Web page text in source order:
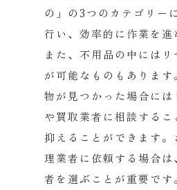
の」 の3つのカテゴリー
行い、 効率的に作業を進
また、不用品の中には
が可能なものもあります
物が見つかった場合には
や買取業者に相談するこ
抑えることができます。
理業者に依頼する場合は
者を選ぶことが重要です